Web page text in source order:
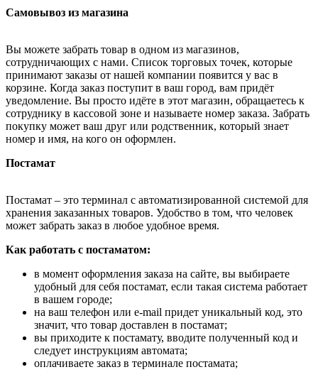
Самовывоз из магазина
Вы можете забрать товар в одном из магазинов,
сотрудничающих с нами. Список торговых точек, которые
принимают заказы от нашей компании появится у вас в
корзине. Когда заказ поступит в ваш город, вам придёт
уведомление. Вы просто идёте в этот магазин, обращаетесь к
сотруднику в кассовой зоне и называете номер заказа. Забрать
покупку может ваш друг или родственник, который знает
номер и имя, на кого он оформлен.
Постамат
Постамат – это терминал с автоматизированной системой для
хранения заказанных товаров. Удобство в том, что человек
может забрать заказ в любое удобное время.
Как работать с постаматом:
в момент оформления заказа на сайте, вы выбираете
удобный для себя постамат, если такая система работает
в вашем городе;
на ваш телефон или e-mail придет уникальный код, это
значит, что товар доставлен в постамат;
вы приходите к постамату, вводите полученный код и
следует инструкциям автомата;
оплачиваете заказ в терминале постамата;